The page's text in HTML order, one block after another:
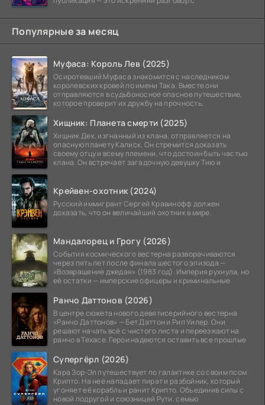
Популярные за месяц
Муфаса: Король Лев (2025)
Осиротевший Муфаса знакомится с наследником
королевских кровей по имени Така. Вместе они
отправляются в судьбоносное опасное путешествие,
которое проверит их дружбу на прочность.
Хищник: Планета смерти (2025)
Хищник Дек, изгнанный из клана, отправляется на
опасную планету Калиск. Он стремится доказать
своему отцу и всему племени, что достоин быть частью
клана. Он встречает загадочную девушку Тию и
Крейвен-охотник (2024)
Русский иммигрант Сергей Кравинофф должен
доказать, что он величайший охотник в мире.
Мандалорец и Грогу (2026)
События космического вестерна разворачиваются
через пять лет после финала шестого эпизода —
«Возвращение джедая» (1983 год). Империя рухнула, но
её остатки — имперские офицеры и криминальные
Ранчо Даттонов (2026)
В центре сюжета нового девятисерийного вестерна
«Ранчо Даттонов» — Бет Даттон и Рип Уилер. Они
решают начать всё с чистого листа и переезжают на
ранчо в Техасе. Герои надеются оставить все прошлые
Супергёрл (2026)
Кара Зор-Эл путешествует по галактике со своим псом
Крипто. На неё нападает пират и разбойник, который
угоняет её корабль и ранит Крипто. Объединив силы с
новой подругой и союзницей Рути, семью